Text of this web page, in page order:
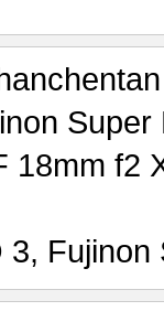
Super
18mm f2
3, Fujinon